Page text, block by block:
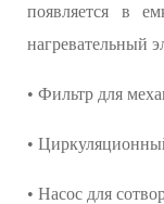
появляется в
нагревательный
• Фильтр для
•
• Насос для